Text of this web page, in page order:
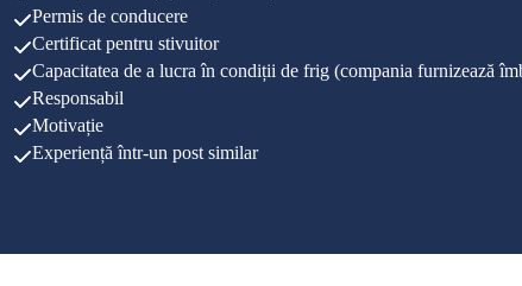
Permis de conducere
Certificat pentru stivuitor
Capacitatea de a lucra în condiții de frig (compania furnizează
Responsabil
Motivație
Experiență într-un post similar